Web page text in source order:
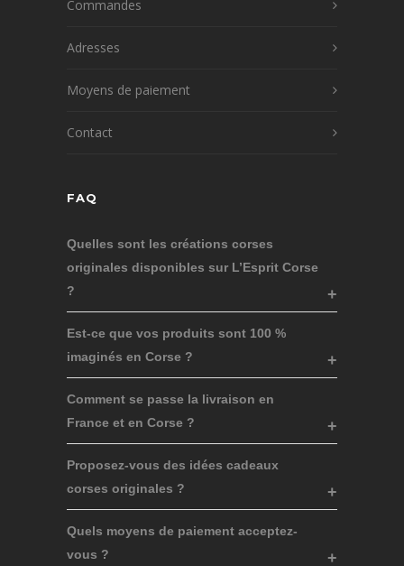
Commandes
Adresses
Moyens de paiement
Contact
FAQ
Quelles sont les créations corses
originales disponibles sur L’Esprit Corse
?
Est-ce que vos produits sont 100 %
imaginés en Corse ?
Comment se passe la livraison en
France et en Corse ?
Proposez-vous des idées cadeaux
corses originales ?
Quels moyens de paiement acceptez-
vous ?